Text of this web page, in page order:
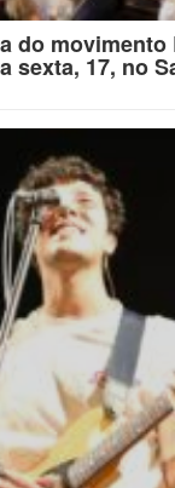
do movimento
sexta, 17, no